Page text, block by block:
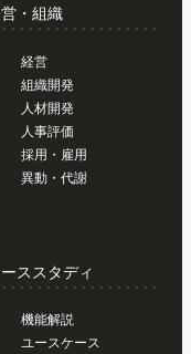
めてのSmartHR #02】
めてのSmartHR #02】
・組織
経営
組織開発
人材開発
人事評価
採用・雇用
異動・代謝
ススタディ
機能解説
ユースケース